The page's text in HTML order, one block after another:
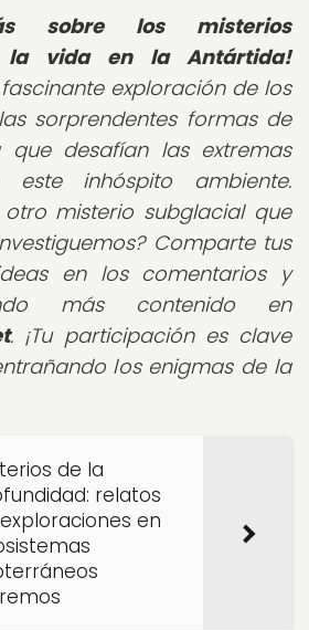
sobre los misterios
la vida en la Antártida!
exploración de los
sorprendentes formas de
que desafían las extremas
este inhóspito ambiente.
misterio subglacial que
Comparte tus
en los comentarios y
más contenido en
. ¡Tu participación es clave
los enigmas de la
de la
relatos
en